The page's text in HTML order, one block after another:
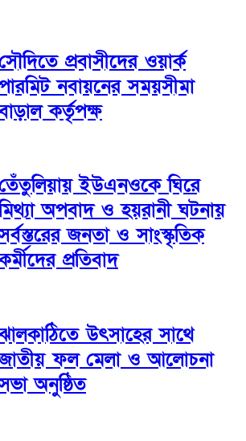
প্রবাসীদের ওয়ার্ক
নবায়নের সময়সীমা
কর্তৃপক্ষ
ইউএনওকে ঘিরে
অপবাদ ও হয়রানী ঘটনায়
জনতা ও সাংস্কৃতিক
প্রতিবাদ
উৎসাহের সাথে
ফল মেলা ও আলোচনা
অনুষ্ঠিত